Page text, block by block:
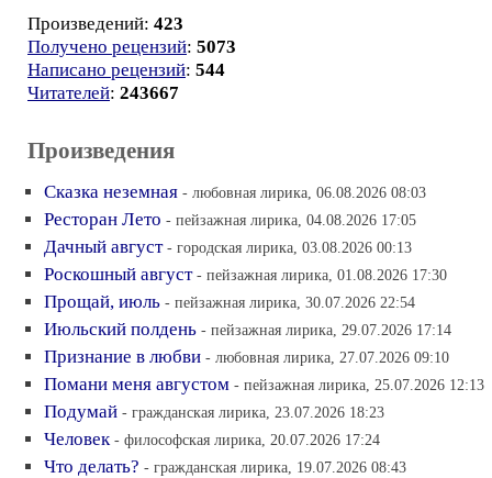
Произведений: 423
Получено рецензий: 5073
Написано рецензий: 544
Читателей: 243667
Произведения
Сказка неземная - любовная лирика, 06.08.2026 08:03
Ресторан Лето - пейзажная лирика, 04.08.2026 17:05
Дачный август - городская лирика, 03.08.2026 00:13
Роскошный август - пейзажная лирика, 01.08.2026 17:30
Прощай, июль - пейзажная лирика, 30.07.2026 22:54
Июльский полдень - пейзажная лирика, 29.07.2026 17:14
Признание в любви - любовная лирика, 27.07.2026 09:10
Помани меня августом - пейзажная лирика, 25.07.2026 12:13
Подумай - гражданская лирика, 23.07.2026 18:23
Человек - философская лирика, 20.07.2026 17:24
Что делать? - гражданская лирика, 19.07.2026 08:43